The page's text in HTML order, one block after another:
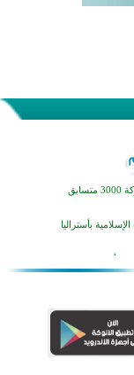
في أزناكاييف
للشباب المسلمين
منذ أكثر من قرن
إيمانية مميزة
وموردوفيا هذا العام
في أزناكاييف